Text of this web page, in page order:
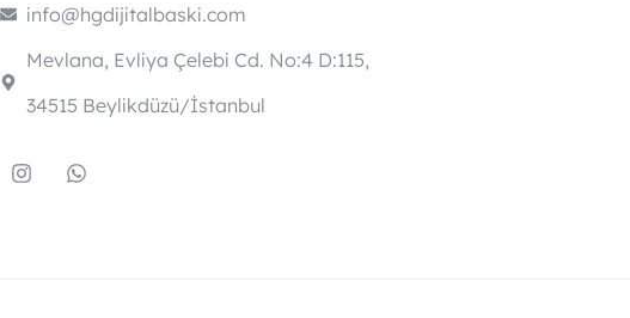
info@hgdijitalbaski.com
Mevlana, Evliya Çelebi Cd. No:4 D:115,
34515 Beylikdüzü/İstanbul